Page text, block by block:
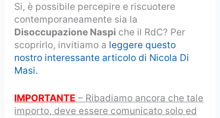
Si, è possibile percepire e riscuotere
contemporaneamente sia la
Disoccupazione Naspi che il RdC? Per
scoprirlo, invitiamo a leggere questo
nostro interessante articolo di Nicola Di
Masi.
IMPORTANTE – Ribadiamo ancora che tale
importo, deve essere comunicato solo ed